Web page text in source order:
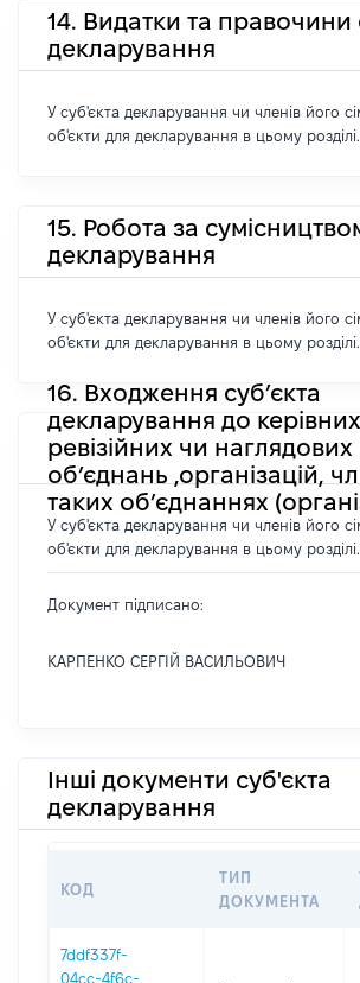
14. Видатки та правочини
декларування
У суб'єкта декларування чи членів його
об'єкти для декларування в цьому розділі.
15. Робота за
декларування
У суб'єкта декларування чи членів його
об'єкти для декларування в цьому розділі.
16. Входження суб’єкта
декларування до
ревізійних чи наглядових
об’єднань ,організацій,
таких об’єднаннях
У суб'єкта декларування чи членів його
об'єкти для декларування в цьому розділі.
Документ підписано:
КАРПЕНКО СЕРГІЙ ВАСИЛЬОВИЧ
Інші документи суб'єкта
декларування
КОД
ТИП
ДОКУМЕНТА
7ddf337f-
04cc-4f6c-